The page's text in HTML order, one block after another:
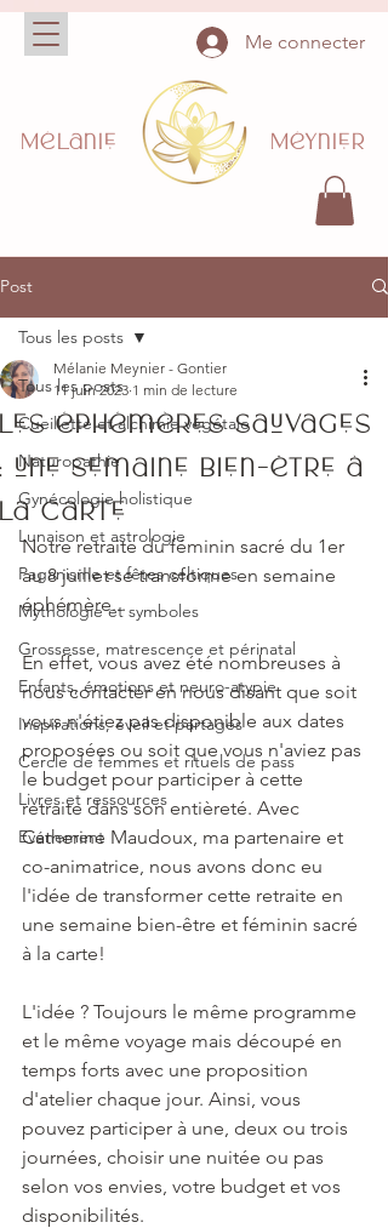
Me connecter
Mélanie Méynier
Post
Tous les posts
Cueillette et alchimie végétale
Naturopathie
Gynécologie holistique
Lunaison et astrologie
Paganisme et fêtes celtiques
Mythologie et symboles
Grossesse, matrescence et périnatal
Enfants, émotions et neuro-atypie
Inspirations, éveil et partages
Cercle de femmes et rituels de pass
Livres et ressources
Evénement
Tous les posts
Les éphémères sauvages
: une semaine bien-être à
la carte
Mélanie Meynier - Gontier
11 juin 2023 1 min de lecture
Notre retraite du féminin sacré du 1er
au 8 juillet se transforme en semaine
éphémère...
En effet, vous avez été nombreuses à
nous contacter en nous disant que soit
vous n'étiez pas disponible aux dates
proposées ou soit que vous n'aviez pas
le budget pour participer à cette
retraite dans son entièreté. Avec
Catherine Maudoux, ma partenaire et
co-animatrice, nous avons donc eu
l'idée de transformer cette retraite en
une semaine bien-être et féminin sacré
à la carte!
L'idée ? Toujours le même programme
et le même voyage mais découpé en
temps forts avec une proposition
d'atelier chaque jour. Ainsi, vous
pouvez participer à une, deux ou trois
journées, choisir une nuitée ou pas
selon vos envies, votre budget et vos
disponibilités.